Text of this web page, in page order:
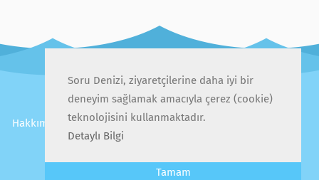
Hakkımızda İletişim Gizlilik Politikası
Kullanıcı Sözleşmesi
Sıkça Sorulan Sorular
Soru Denizi, ziyaretçilerine daha iyi bir
deneyim sağlamak amacıyla çerez (cookie)
teknolojisini kullanmaktadır.
Detaylı Bilgi
Tamam